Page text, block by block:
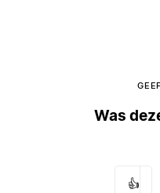
Was
👍